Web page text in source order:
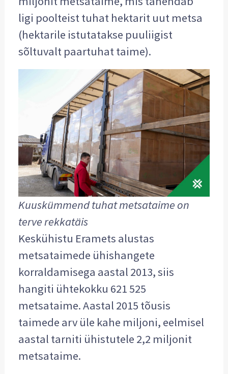
ligi poolteist tuhat hektarit uut metsa
(hektarile istutatakse puuliigist
sõltuvalt paartuhat taime).
Kuuskümmend tuhat metsataime on
terve rekkatäis
Keskühistu Eramets alustas
metsataimede ühishangete
korraldamisega aastal 2013, siis
hangiti ühtekokku 621 525
metsataime. Aastal 2015 tõusis
taimede arv üle kahe miljoni, eelmisel
aastal tarniti ühistutele 2,2 miljonit
metsataime.